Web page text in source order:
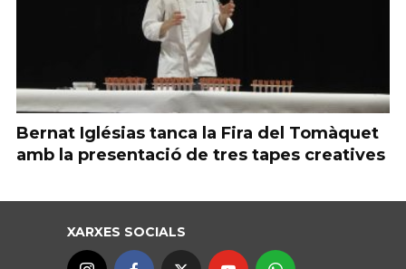
Bernat Iglésias tanca la Fira del Tomàquet
amb la presentació de tres tapes creatives
XARXES SOCIALS